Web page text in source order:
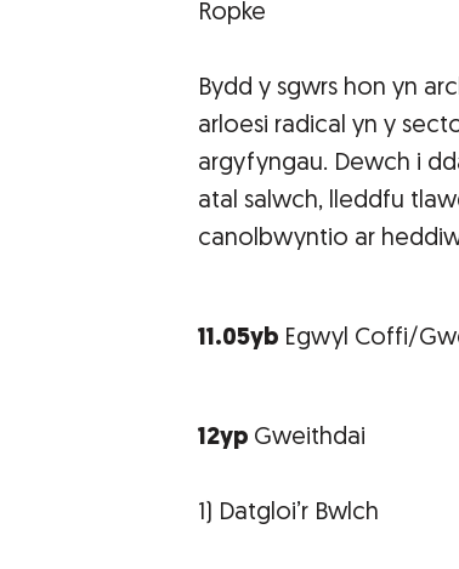
Ropke
Bydd y sgwrs hon yn
arloesi radical yn y
argyfyngau. Dewch i
atal salwch, lleddfu
canolbwyntio ar
11.05yb Egwyl Coffi/
12yp Gweithdai
1) Datgloi’r Bwlch